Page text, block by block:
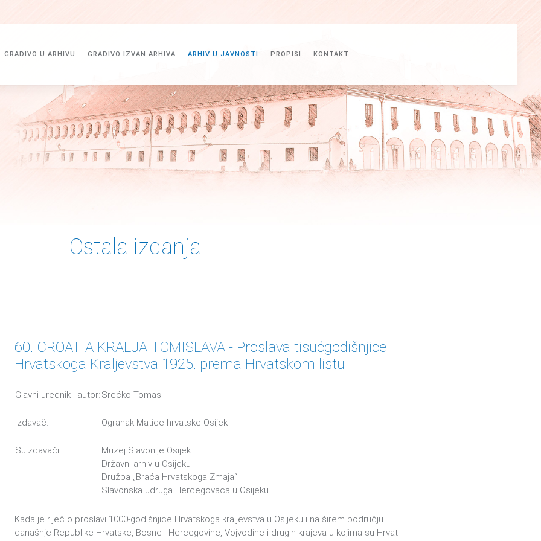
GRADIVO U ARHIVU GRADIVO IZVAN ARHIVA ARHIV U JAVNOSTI PROPISI KONTAKT
Ostala izdanja
60. CROATIA KRALJA TOMISLAVA - Proslava tisućgodišnjice
Hrvatskoga Kraljevstva 1925. prema Hrvatskom listu
Glavni urednik i autor: Srećko Tomas
Izdavač: Ogranak Matice hrvatske Osijek
Suizdavači:
Muzej Slavonije Osijek
Državni arhiv u Osijeku
Družba „Braća Hrvatskoga Zmaja“
Slavonska udruga Hercegovaca u Osijeku
Kada je riječ o proslavi 1000-godišnjice Hrvatskoga kraljevstva u Osijeku i na širem području
današnje Republike Hrvatske, Bosne i Hercegovine, Vojvodine i drugih krajeva u kojima su Hrvati